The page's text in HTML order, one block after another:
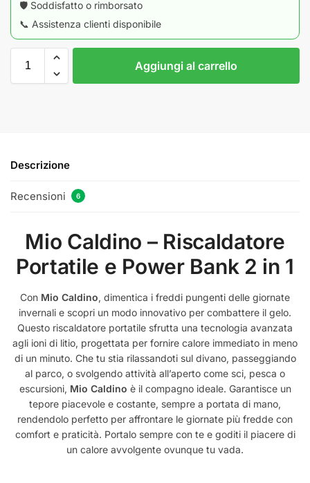
🛡️ Soddisfatto o rimborsato
📞 Assistenza clienti disponibile
Aggiungi al carrello
Descrizione
Recensioni 6
Mio Caldino – Riscaldatore
Portatile e Power Bank 2 in 1
Con Mio Caldino, dimentica i freddi pungenti delle giornate
invernali e scopri un modo innovativo per combattere il gelo.
Questo riscaldatore portatile sfrutta una tecnologia avanzata
agli ioni di litio, progettata per fornire calore immediato in meno
di un minuto. Che tu stia rilassandoti sul divano, passeggiando
al parco, o svolgendo attività all’aperto come sci, pesca o
escursioni, Mio Caldino è il compagno ideale. Garantisce un
tepore piacevole e costante, sempre a portata di mano,
rendendolo perfetto per affrontare le giornate più fredde con
comfort e praticità. Portalo sempre con te e goditi il piacere di
un calore avvolgente ovunque tu vada.